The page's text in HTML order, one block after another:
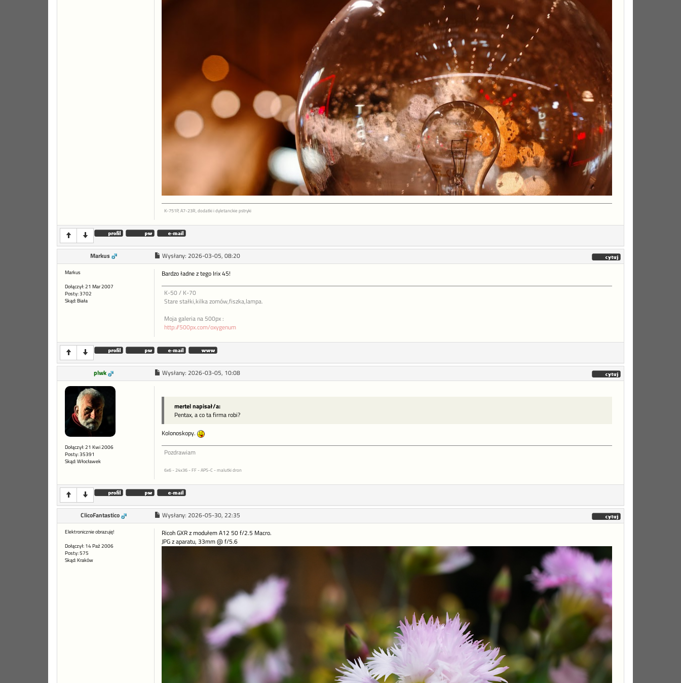
K-751P, A7-23R, dodatki i dyletanckie pstryki
Markus Wysłany: 2026-03-05, 08:20
Markus
Dołączył: 21 Mar 2007
Posty: 3702
Skąd: Biała
Bardzo ładne z tego Irix 45!
K-50 / K-70
Stare stałki,kilka zomów,fiszka,lampa.
Moja galeria na 500px :
http://500px.com/oxygenum
plwk Wysłany: 2026-03-05, 10:08
Dołączył: 21 Kwi 2006
Posty: 35391
Skąd: Włocławek
mertel napisał/a:
Pentax, a co ta firma robi?
Kolonoskopy.
Pozdrawiam
6x6 - 24x36 - FF - APS-C - malutki dron
ClicoFantastico Wysłany: 2026-05-30, 22:35
Elektronicznie obrazuję!
Dołączył: 14 Paź 2006
Posty: 575
Skąd: Kraków
Ricoh GXR z modułem A12 50 f/2.5 Macro.
JPG z aparatu, 33mm @ f/5.6